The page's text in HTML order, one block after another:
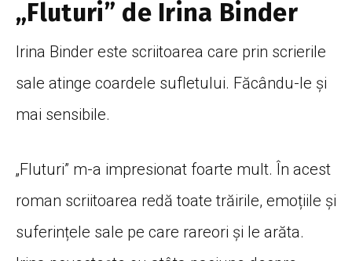
„Fluturi” de Irina Binder
Irina Binder este scriitoarea care prin scrierile
sale atinge coardele sufletului. Făcându-le şi
mai sensibile.
„Fluturi” m-a impresionat foarte mult. În acest
roman scriitoarea redă toate trăirile, emoțiile şi
suferințele sale pe care rareori şi le arăta.